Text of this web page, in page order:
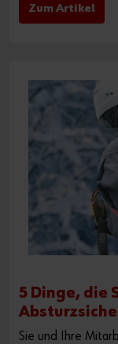
Zum Artikel
5 Dinge, die
Sie und Ihre